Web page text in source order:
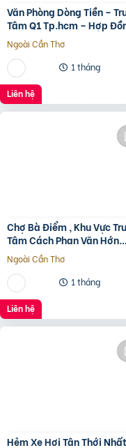
Văn Phòng Dòng Tiền –
Tâm Q1 Tp.hcm – Hợp
Thuê 250 Triệu/Tháng – 115
Tỷ
Ngoài Cần Thơ
1 tháng
Liên hệ
Chợ Bà Điểm , Khu Vực
Tâm Cách Phan Văn Hớn
100m
Ngoài Cần Thơ
1 tháng
Liên hệ
Hẻm Xe Hơi Tân Thới